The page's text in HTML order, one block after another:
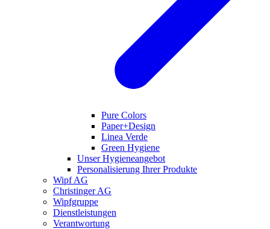
Pure Colors
Paper+Design
Linea Verde
Green Hygiene
Unser Hygieneangebot
Personalisierung Ihrer Produkte
Wipf AG
Christinger AG
Wipfgruppe
Dienstleistungen
Verantwortung